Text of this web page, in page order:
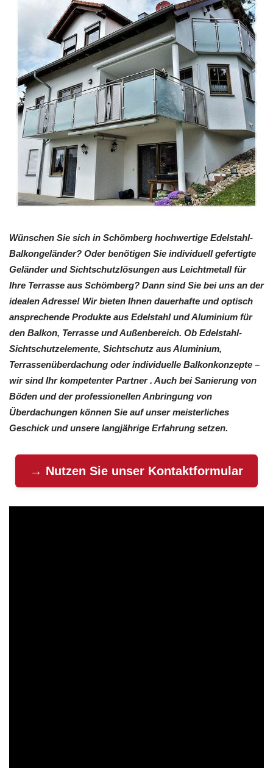
Wünschen Sie sich in Schömberg hochwertige Edelstahl-
Balkongeländer? Oder benötigen Sie individuell gefertigte
Geländer und Sichtschutzlösungen aus Leichtmetall für
Ihre Terrasse aus Schömberg? Dann sind Sie bei uns an der
idealen Adresse! Wir bieten Ihnen dauerhafte und optisch
ansprechende Produkte aus Edelstahl und Aluminium für
den Balkon, Terrasse und Außenbereich. Ob Edelstahl-
Sichtschutzelemente, Sichtschutz aus Aluminium,
Terrassenüberdachung oder individuelle Balkonkonzepte –
wir sind Ihr kompetenter Partner . Auch bei Sanierung von
Böden und der professionellen Anbringung von
Überdachungen können Sie auf unser meisterliches
Geschick und unsere langjährige Erfahrung setzen.
→ Nutzen Sie unser Kontaktformular